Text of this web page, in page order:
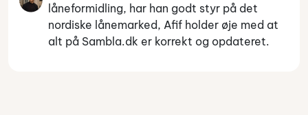
låneformidling, har han godt styr på det
nordiske lånemarked, Afif holder øje med at
alt på Sambla.dk er korrekt og opdateret.